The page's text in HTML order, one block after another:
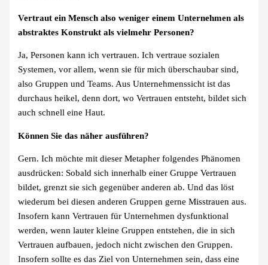
Vertraut ein Mensch also weniger einem Unternehmen als
abstraktes Konstrukt als vielmehr Personen?
Ja, Personen kann ich vertrauen. Ich vertraue sozialen
Systemen, vor allem, wenn sie für mich überschaubar sind,
also Gruppen und Teams. Aus Unternehmenssicht ist das
durchaus heikel, denn dort, wo Vertrauen entsteht, bildet sich
auch schnell eine Haut.
Können Sie das näher ausführen?
Gern. Ich möchte mit dieser Metapher folgendes Phänomen
ausdrücken: Sobald sich innerhalb einer Gruppe Vertrauen
bildet, grenzt sie sich gegenüber anderen ab. Und das löst
wiederum bei diesen anderen Gruppen gerne Misstrauen aus.
Insofern kann Vertrauen für Unternehmen dysfunktional
werden, wenn lauter kleine Gruppen entstehen, die in sich
Vertrauen aufbauen, jedoch nicht zwischen den Gruppen.
Insofern sollte es das Ziel von Unternehmen sein, dass eine